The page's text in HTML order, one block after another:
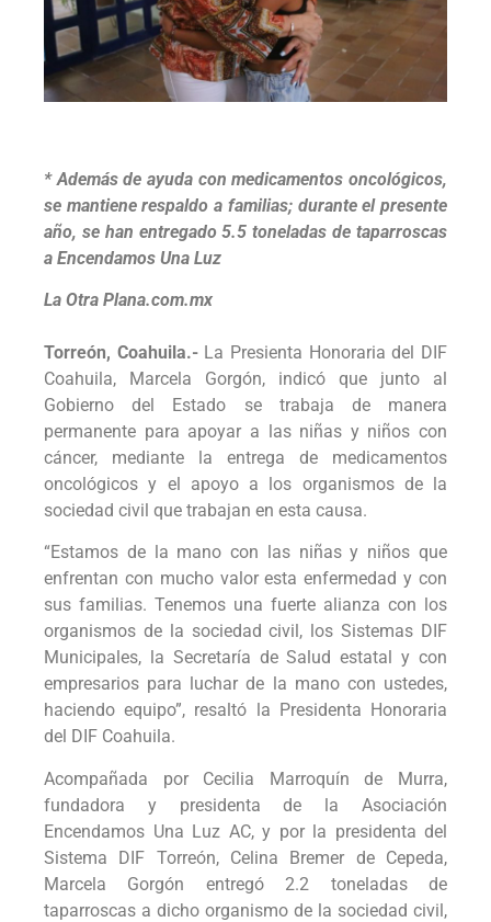
* Además de ayuda con medicamentos oncológicos,
se mantiene respaldo a familias; durante el presente
año, se han entregado 5.5 toneladas de taparroscas
a Encendamos Una Luz
La Otra Plana.com.mx
Torreón, Coahuila.-La Presienta Honoraria del DIF
Coahuila, Marcela Gorgón, indicó que junto al
Gobierno del Estado se trabaja de manera
permanente para apoyar a las niñas y niños con
cáncer, mediante la entrega de medicamentos
oncológicos y el apoyo a los organismos de la
sociedad civil que trabajan en esta causa.
“Estamos de la mano con las niñas y niños que
enfrentan con mucho valor esta enfermedad y con
sus familias. Tenemos una fuerte alianza con los
organismos de la sociedad civil, los Sistemas DIF
Municipales, la Secretaría de Salud estatal y con
empresarios para luchar de la mano con ustedes,
haciendo equipo”, resaltó la Presidenta Honoraria
del DIF Coahuila.
Acompañada por Cecilia Marroquín de Murra,
fundadora y presidenta de la Asociación
Encendamos Una Luz AC, y por la presidenta del
Sistema DIF Torreón, Celina Bremer de Cepeda,
Marcela Gorgón entregó 2.2 toneladas de
taparroscas a dicho organismo de la sociedad civil,